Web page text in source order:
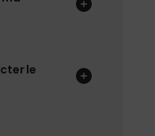
le